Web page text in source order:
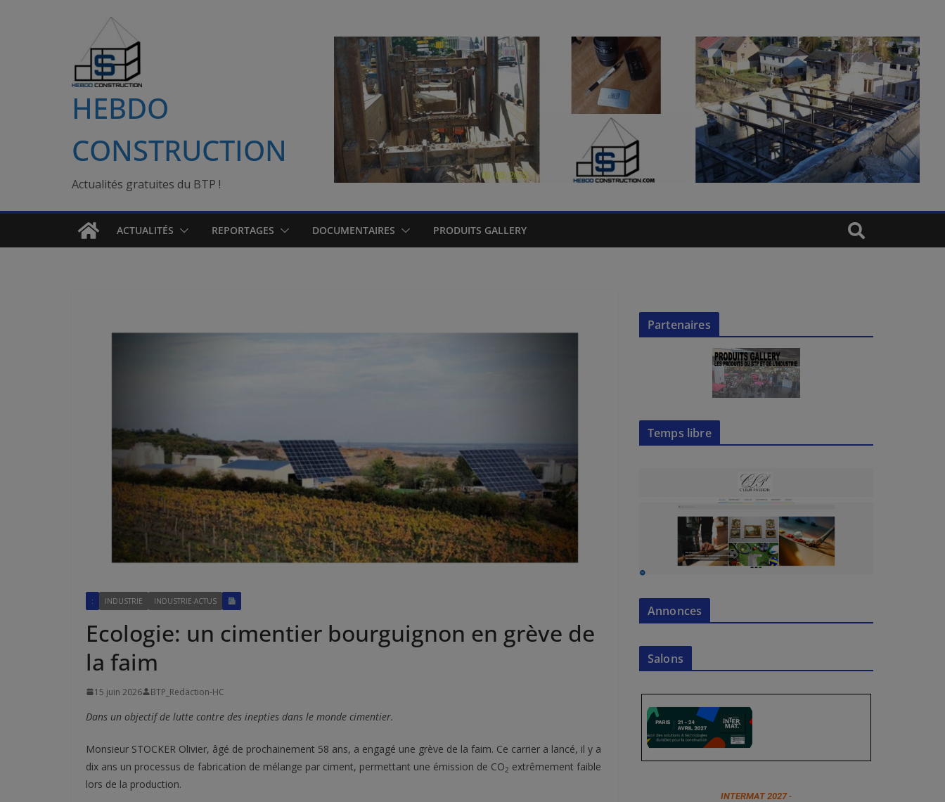
HEBDO
CONSTRUCTION
Actualités gratuites du BTP !
ACTUALITÉS REPORTAGES DOCUMENTAIRES PRODUITS GALLERY
: INDUSTRIE INDUSTRIE-ACTUS
Ecologie: un cimentier bourguignon en grève de
la faim
15 juin 2026 BTP_Redaction-HC
Dans un objectif de lutte contre des inepties dans le monde cimentier.
Monsieur STOCKER Olivier, âgé de prochainement 58 ans, a engagé une grève de la faim. Ce carrier a lancé, il y a
dix ans un processus de fabrication de mélange par ciment, permettant une émission de CO2 extrêmement faible
lors de la production.
Partenaires
Temps libre
Annonces
Salons
INTERMAT 2027-